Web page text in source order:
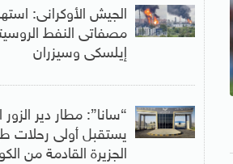
الجيش الأوكرانى:
مصفاتى النفط
إيلسكى وسيزران
“سانا”: مطار دير الزور
يستقبل أولى رحلات
الجزيرة ‏القادمة من